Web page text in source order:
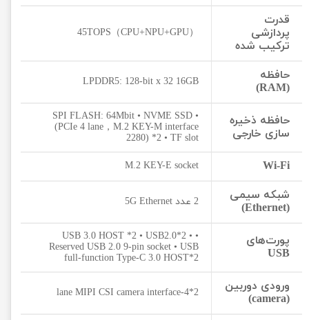
قدرت
پردازشی
ترکیب شده
45TOPS（CPU+NPU+GPU）
حافظه
(RAM)
LPDDR5: 128-bit x 32 16GB
حافظه ذخیره
سازی خارجی
• SPI FLASH: 64Mbit • NVME SSD
(PCIe 4 lane，M.2 KEY-M interface
2280) *2 • TF slot
Wi-Fi
M.2 KEY-E socket
شبکه سیمی
(Ethernet)
2 عدد 5G Ethernet
پورت‌های
USB
• USB 3.0 HOST *2 • USB2.0*2 •
Reserved USB 2.0 9-pin socket • USB
full-function Type-C 3.0 HOST*2
ورودی دوربین
(camera)
2*4-lane MIPI CSI camera interface